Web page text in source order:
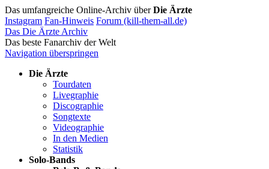
Das umfangreiche Online-Archiv überDie Ärzte
Instagram Fan-Hinweis Forum (kill-them-all.de)
Das Die Ärzte Archiv
Das beste Fanarchiv der Welt
Navigation überspringen
Die Ärzte
Tourdaten
Livegraphie
Discographie
Songtexte
Videographie
In den Medien
Statistik
Solo-Bands